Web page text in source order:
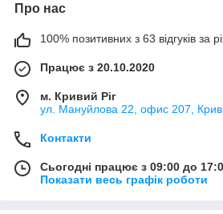
Про нас
100% позитивних з 63 відгуків за
Працює з 20.10.2020
м. Кривий Ріг
ул. Мануйлова 22, офис 207,
Контакти
Сьогодні працює з 09:00 до
Показати весь графік роботи